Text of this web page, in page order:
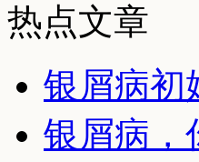
热点文章
银屑病初
银屑病，